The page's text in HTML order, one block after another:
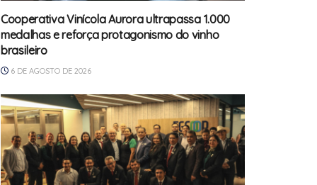
Cooperativa Vinícola Aurora ultrapassa 1.000
medalhas e reforça protagonismo do vinho
brasileiro
6 DE AGOSTO DE 2026